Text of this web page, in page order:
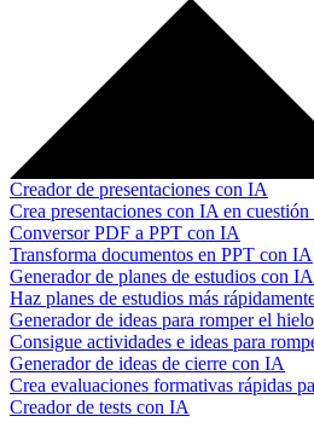
Creador de presentaciones con IA
Crea presentaciones con IA en
Conversor PDF a PPT con IA
Transforma documentos en PPT con IA
Generador de planes de estudios con IA
Haz planes de estudios más
Generador de ideas para romper el hielo
Consigue actividades e ideas para
Generador de ideas de cierre con IA
Crea evaluaciones formativas rápidas
Creador de tests con IA